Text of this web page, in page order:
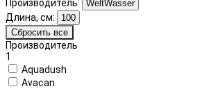
Производитель: WeltWasser
Длина, см:
100
Сбросить все
Производитель
1
Aquadush
Avacan